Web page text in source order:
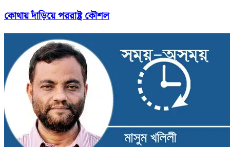
কোথায় দাঁড়িয়ে পররাষ্ট্র কৌশল